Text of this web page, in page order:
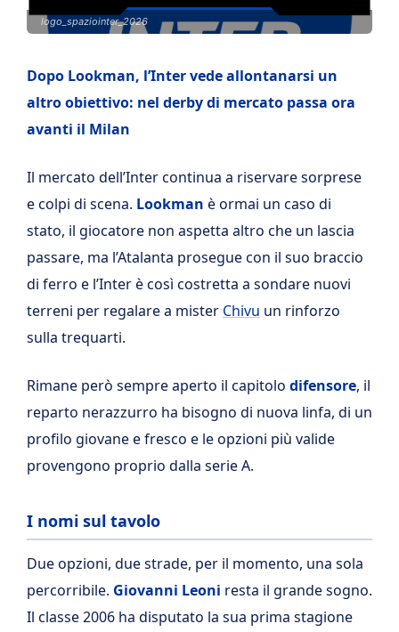
logo_spaziointer_2026
Dopo Lookman, l’Inter vede allontanarsi un
altro obiettivo: nel derby di mercato passa ora
avanti il Milan
Il mercato dell’Inter continua a riservare sorprese
e colpi di scena. Lookman è ormai un caso di
stato, il giocatore non aspetta altro che un lascia
passare, ma l’Atalanta prosegue con il suo braccio
di ferro e l’Inter è così costretta a sondare nuovi
terreni per regalare a mister Chivu un rinforzo
sulla trequarti.
Rimane però sempre aperto il capitolo difensore, il
reparto nerazzurro ha bisogno di nuova linfa, di un
profilo giovane e fresco e le opzioni più valide
provengono proprio dalla serie A.
I nomi sul tavolo
Due opzioni, due strade, per il momento, una sola
percorribile. Giovanni Leoni resta il grande sogno.
Il classe 2006 ha disputato la sua prima stagione